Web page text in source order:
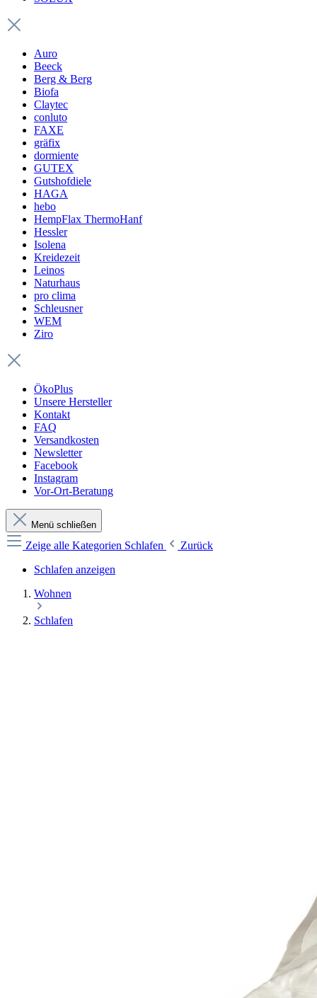
Auro
Beeck
Berg & Berg
Biofa
Claytec
conluto
FAXE
gräfix
dormiente
GUTEX
Gutshofdiele
HAGA
hebo
HempFlax ThermoHanf
Hessler
Isolena
Kreidezeit
Leinos
Naturhaus
pro clima
Schleusner
WEM
Ziro
ÖkoPlus
Unsere Hersteller
Kontakt
FAQ
Versandkosten
Newsletter
Facebook
Instagram
Vor-Ort-Beratung
Menü schließen
Zeige alle Kategorien Schlafen
Zurück
Schlafen anzeigen
Wohnen
Schlafen